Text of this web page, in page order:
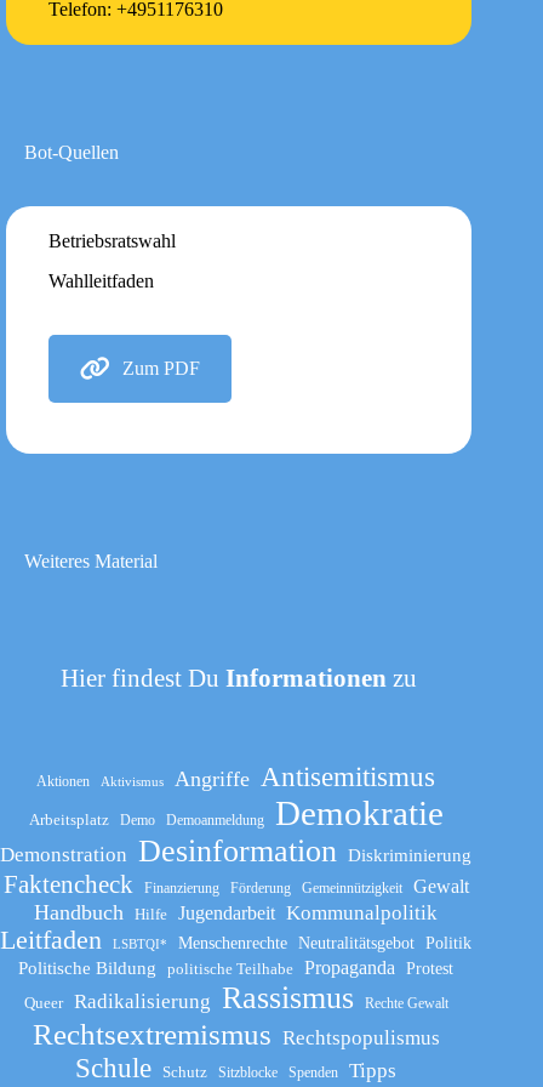
Telefon: +4951176310
Bot-Quellen
Betriebsratswahl
Wahlleitfaden
Zum PDF
Weiteres Material
Hier findest DuInformationen zu
Aktionen Aktivismus Angriffe Antisemitismus
Arbeitsplatz Demo Demoanmeldung Demokratie
Demonstration Desinformation Diskriminierung
Faktencheck Finanzierung Förderung Gemeinnützigkeit Gewalt
Handbuch Hilfe Jugendarbeit Kommunalpolitik
Leitfaden LSBTQI* Menschenrechte Neutralitätsgebot Politik
Politische Bildung politische Teilhabe Propaganda
Protest
Queer
Radikalisierung Rassismus Rechte Gewalt
Rechtsextremismus Rechtspopulismus
Schule Schutz Sitzblocke Spenden Tipps